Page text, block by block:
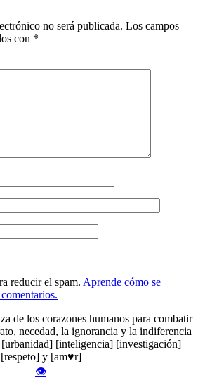
no será publicada. Los campos
con *
reducir el spam. Aprende cómo se
de los corazones humanos para combatir
necedad, la ignorancia y la indiferencia
[inteligencia] [investigación]
[respeto] y [am♥r]
👁